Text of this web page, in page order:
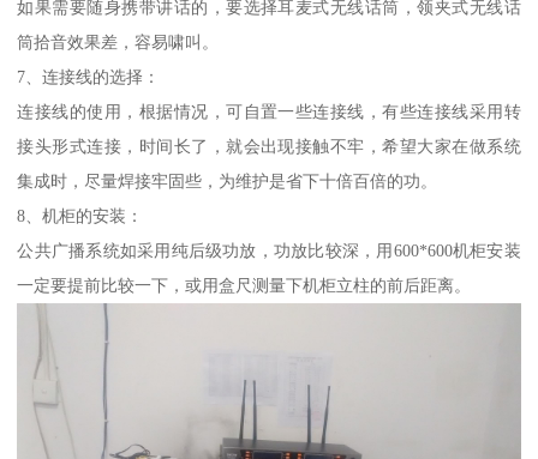
如果需要随身携带讲话的，要选择耳麦式无线话筒，领夹式无线话
筒拾音效果差，容易啸叫。
7、连接线的选择：
连接线的使用，根据情况，可自置一些连接线，有些连接线采用转
接头形式连接，时间长了，就会出现接触不牢，希望大家在做系统
集成时，尽量焊接牢固些，为维护是省下十倍百倍的功。
8、机柜的安装：
公共广播系统如采用纯后级功放，功放比较深，用600*600机柜安装
一定要提前比较一下，或用盒尺测量下机柜立柱的前后距离。